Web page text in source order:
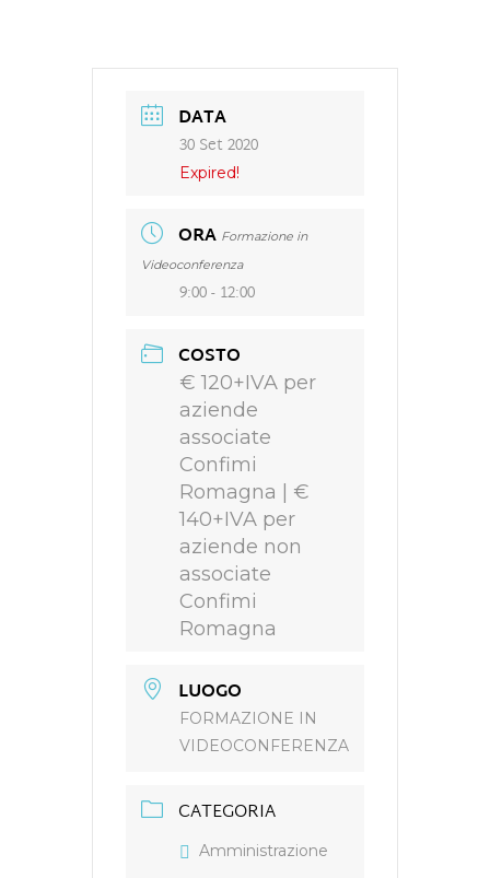
DATA
30 Set 2020
Expired!
ORA Formazione in
Videoconferenza
9:00 - 12:00
COSTO
€ 120+IVA per
aziende
associate
Confimi
Romagna | €
140+IVA per
aziende non
associate
Confimi
Romagna
LUOGO
FORMAZIONE IN
VIDEOCONFERENZA
CATEGORIA
Amministrazione